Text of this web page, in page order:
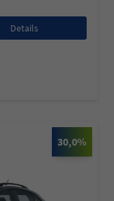
Details
30,0%